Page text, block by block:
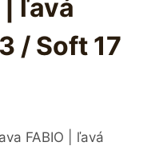
| ľavá
/ Soft 17
FABIO | ľavá